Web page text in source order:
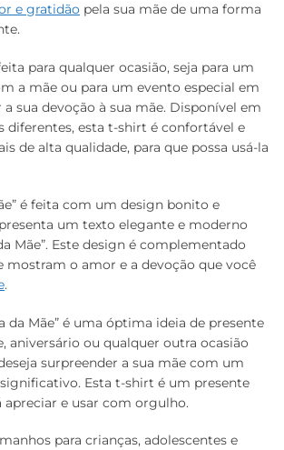
e gratidão pela sua mãe de uma forma
para qualquer ocasião, seja para um
a mãe ou para um evento especial em
sua devoção à sua mãe. Disponível em
diferentes, esta t-shirt é confortável e
de alta qualidade, para que possa usá-la
é feita com um design bonito e
um texto elegante e moderno
Mãe”. Este design é complementado
mostram o amor e a devoção que você
.
da Mãe” é uma óptima ideia de presente
aniversário ou qualquer outra ocasião
surpreender a sua mãe com um
Esta t-shirt é um presente
apreciar e usar com orgulho.
para crianças, adolescentes e